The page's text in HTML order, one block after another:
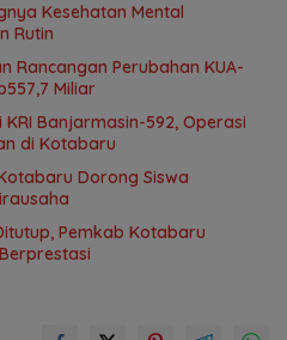
Kesehatan Mental
Rutin
Rancangan Perubahan KUA-
Miliar
Banjarmasin-592, Operasi
di Kotabaru
Dorong Siswa
Pemkab Kotabaru